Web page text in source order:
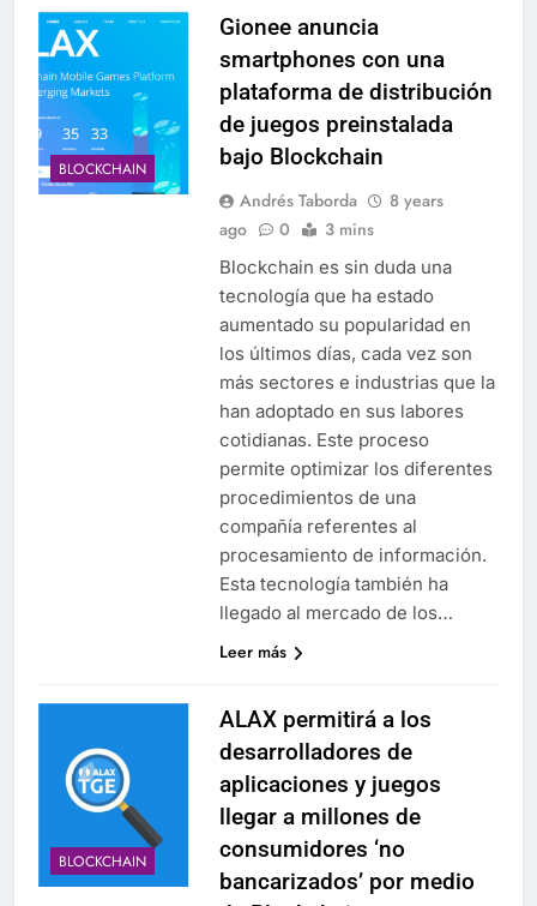
BLOCKCHAIN
Gionee anuncia
smartphones con una
plataforma de distribución
de juegos preinstalada
bajo Blockchain
Andrés Taborda
8 years
ago
0 3 mins
Blockchain es sin duda una
tecnología que ha estado
aumentado su popularidad en
los últimos días, cada vez son
más sectores e industrias que la
han adoptado en sus labores
cotidianas. Este proceso
permite optimizar los diferentes
procedimientos de una
compañía referentes al
procesamiento de información.
Esta tecnología también ha
llegado al mercado de los…
Leer más
BLOCKCHAIN
ALAX permitirá a los
desarrolladores de
aplicaciones y juegos
llegar a millones de
consumidores ‘no
bancarizados’ por medio